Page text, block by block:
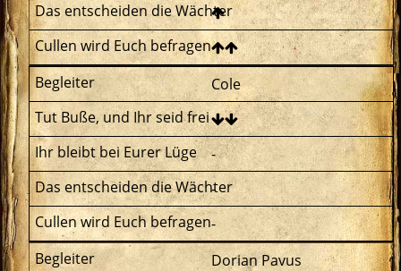
Cole
-
-
-
Dorian Pavus